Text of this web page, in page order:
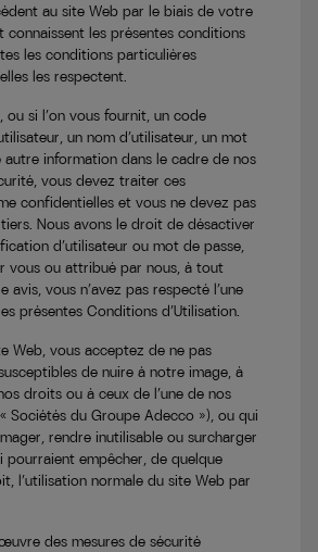
au site Web par le biais de votre
connaissent les présentes conditions
les conditions particulières
les respectent.
ou si l’on vous fournit, un code
un nom d’utilisateur, un mot
information dans le cadre de nos
vous devez traiter ces
confidentielles et vous ne devez pas
Nous avons le droit de désactiver
d’utilisateur ou mot de passe,
vous ou attribué par nous, à tout
avis, vous n’avez pas respecté l’une
présentes Conditions d’Utilisation.
Web, vous acceptez de ne pas
de nuire à notre image, à
droits ou à ceux de l’une de nos
Sociétés du Groupe Adecco »), ou qui
rendre inutilisable ou surcharger
pourraient empêcher, de quelque
l’utilisation normale du site Web par
des mesures de sécurité